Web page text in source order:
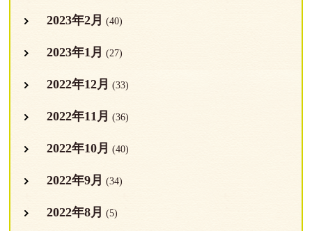
2023年2月 (40)
2023年1月 (27)
2022年12月 (33)
2022年11月 (36)
2022年10月 (40)
2022年9月 (34)
2022年8月 (5)